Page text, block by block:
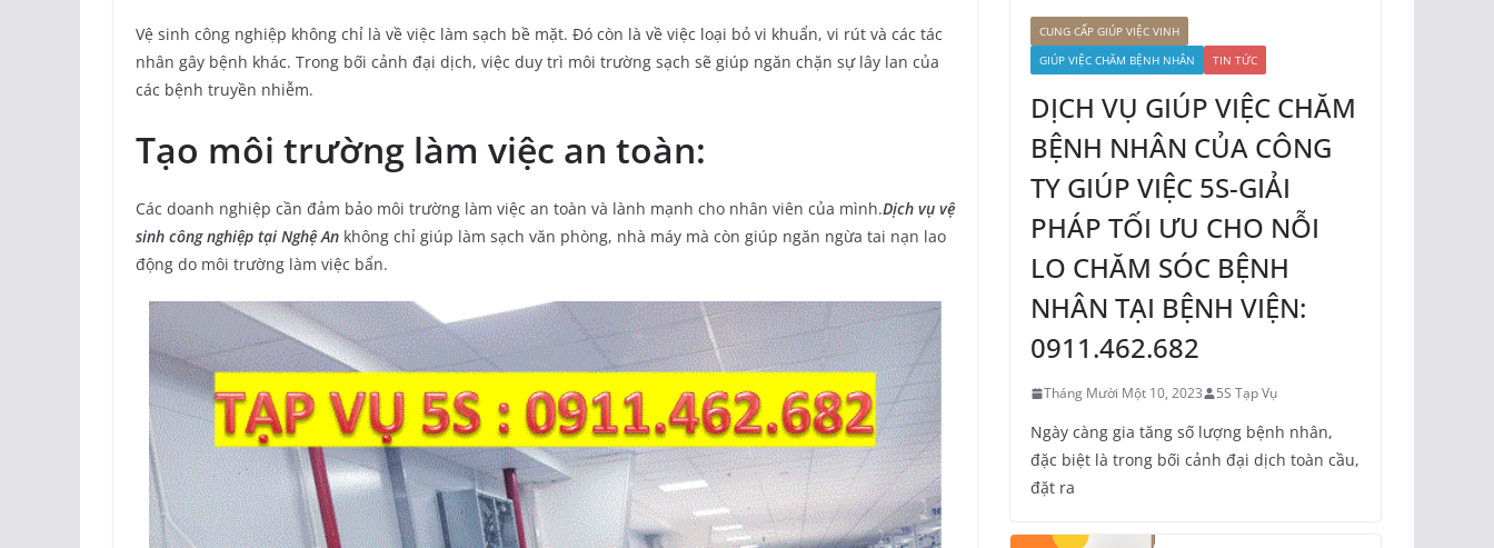
Vệ sinh công nghiệp không chỉ là về việc làm sạch bề mặt. Đó còn là về việc loại bỏ vi khuẩn, vi rút và các tác
nhân gây bệnh khác. Trong bối cảnh đại dịch, việc duy trì môi trường sạch sẽ giúp ngăn chặn sự lây lan của
các bệnh truyền nhiễm.
Tạo môi trường làm việc an toàn:
Các doanh nghiệp cần đảm bảo môi trường làm việc an toàn và lành mạnh cho nhân viên của mình.Dịch vụ vệ
sinh công nghiệp tại Nghệ An không chỉ giúp làm sạch văn phòng, nhà máy mà còn giúp ngăn ngừa tai nạn lao
động do môi trường làm việc bẩn.
CUNG CẤP GIÚP VIỆC VINH
GIÚP VIỆC CHĂM BỆNH NHÂN
TIN TỨC
DỊCH VỤ GIÚP VIỆC CHĂM
BỆNH NHÂN CỦA CÔNG
TY GIÚP VIỆC 5S-GIẢI
PHÁP TỐI ƯU CHO NỖI
LO CHĂM SÓC BỆNH
NHÂN TẠI BỆNH VIỆN:
0911.462.682
Tháng Mười Một 10, 2023 5S Tạp Vụ
Ngày càng gia tăng số lượng bệnh nhân,
đặc biệt là trong bối cảnh đại dịch toàn cầu,
đặt ra